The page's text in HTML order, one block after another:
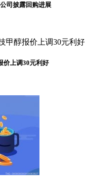
司披露回购进展
价上调30元利好